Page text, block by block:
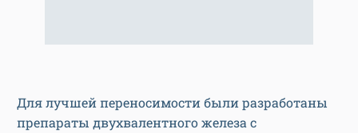
Для лучшей переносимости были разработаны
препараты двухвалентного железа с